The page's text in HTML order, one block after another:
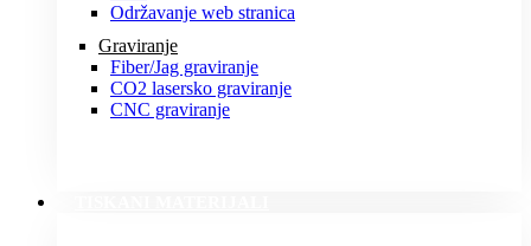
Održavanje web stranica
Graviranje
Fiber/Jag graviranje
CO2 lasersko graviranje
CNC graviranje